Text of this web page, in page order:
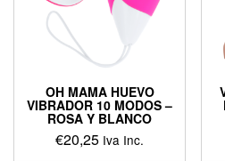
OH MAMA HUEVO
VIBRADOR 10 MODOS –
ROSA Y BLANCO
€20,25 Iva Inc.